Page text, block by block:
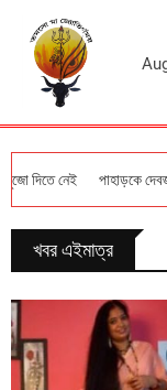
পুজো করেন ঝাড়খন্ডের
খবর এইমাত্র